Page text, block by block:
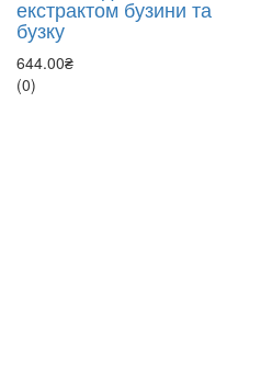
екстрактом бузини та
бузку
644.00₴
(0)